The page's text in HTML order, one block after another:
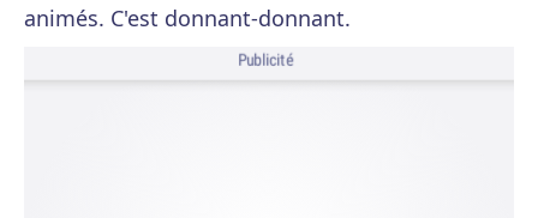
animés. C'est donnant-donnant.
Publicité